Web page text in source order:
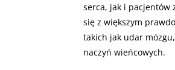
serca, jak i pacjentów
się z większym
takich jak udar
naczyń wieńcowych.